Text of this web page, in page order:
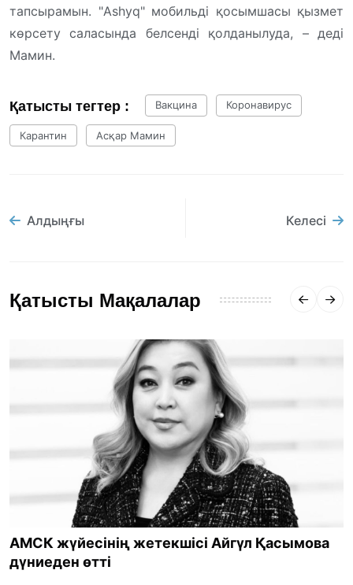
тапсырамын. "Ashyq" мобильді қосымшасы қызмет
көрсету саласында белсенді қолданылуда, – деді
Мамин.
Қатысты тегтер : Вакцина Коронавирус
Карантин Асқар Мамин
Алдыңғы Келесі
Қатысты Мақалалар
АМСК жүйесінің жетекшісі Айгүл Қасымова
дүниеден өтті